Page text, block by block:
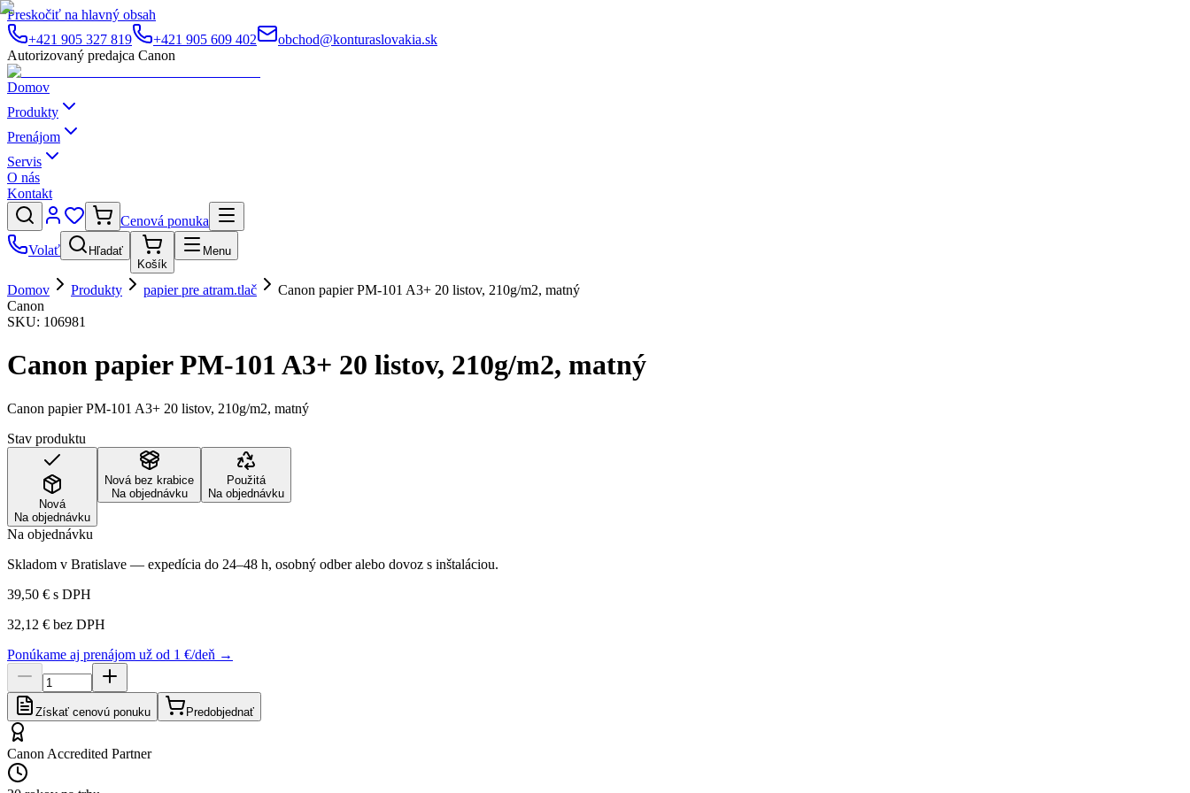
Preskočiť na hlavný obsah
+421 905 327 819
+421 905 609 402
obchod@konturaslovakia.sk
Autorizovaný predajca Canon
Domov
Produkty
Prenájom
Servis
O nás
Kontakt
Cenová ponuka
Volať
Hľadať
Košík
Menu
Domov Produkty papier pre atram.tlač
Canon papier PM-101 A3+ 20 listov, 210g/m2, matný
Canon
SKU: 106981
Canon papier PM-101 A3+ 20 listov, 210g/m2, matný
Canon papier PM-101 A3+ 20 listov, 210g/m2, matný
Stav produktu
Nová
Na objednávku
Nová bez krabice
Na objednávku
Použitá
Na objednávku
Na objednávku
Skladom v Bratislave — expedícia do 24–48 h, osobný odber alebo dovoz s inštaláciou.
39,50 € s DPH
32,12 € bez DPH
Ponúkame aj prenájom už od 1 €/deň →
Získať cenovú ponuku Predobjednať
Canon Accredited Partner